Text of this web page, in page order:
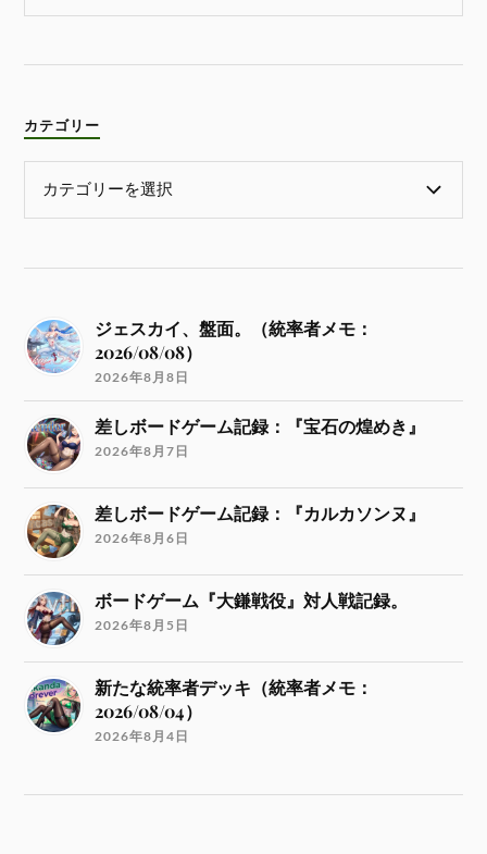
カテゴリー
ジェスカイ、盤面。（統率者メモ：
2026/08/08）
2026年8月8日
差しボードゲーム記録：『宝石の煌めき』
2026年8月7日
差しボードゲーム記録：『カルカソンヌ』
2026年8月6日
ボードゲーム『大鎌戦役』対人戦記録。
2026年8月5日
新たな統率者デッキ（統率者メモ：
2026/08/04）
2026年8月4日